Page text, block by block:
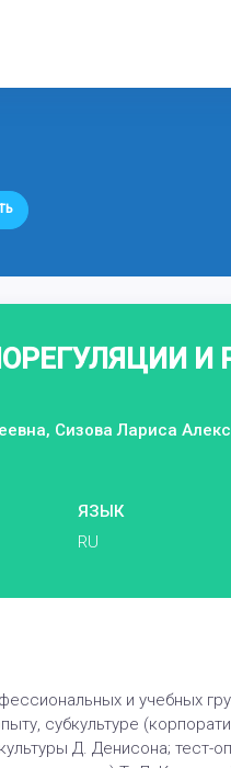
И
Сизова Лариса
ЯЗЫК
RU
и учебных
субкультуре
Д. Денисона; тест-